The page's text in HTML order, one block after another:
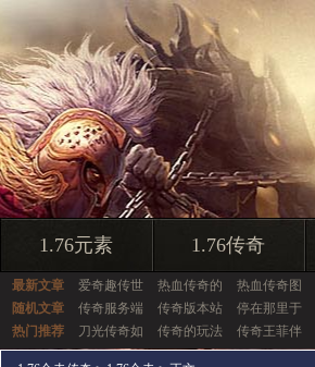
1.76元素 1.76传奇
最新文章 爱奇趣传世 热血传奇的 热血传奇图
随机文章
传奇服务端 传奇版本站 停在那里于
热门推荐
刀光传奇如 传奇的玩法 传奇王菲伴